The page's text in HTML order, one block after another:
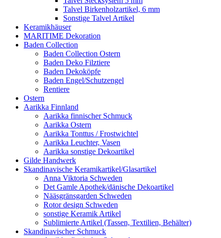
Talvel Birkenholzartikel, 6 mm
Sonstige Talvel Artikel
Keramikhäuser
MARITIME Dekoration
Baden Collection
Baden Collection Ostern
Baden Deko Filztiere
Baden Dekoköpfe
Baden Engel/Schutzengel
Rentiere
Ostern
Aarikka Finnland
Aarikka finnischer Schmuck
Aarikka Ostern
Aarikka Tonttus / Frostwichtel
Aarikka Leuchter, Vasen
Aarikka sonstige Dekoartikel
Gilde Handwerk
Skandinavische Keramikartikel/Glasartikel
Anna Viktoria Schweden
Det Gamle Apothek/dänische Dekoartikel
Nääsgränsgarden Schweden
Rotor design Schweden
sonstige Keramik Artikel
Sublimierte Artikel (Tassen, Textilien, Behälter)
Skandinavischer Schmuck